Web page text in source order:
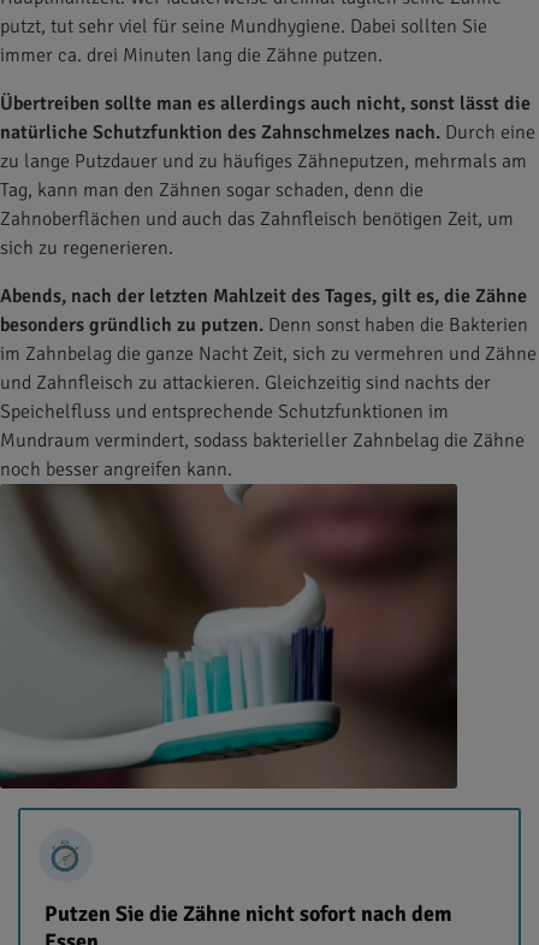
putzt, tut sehr viel für seine Mundhygiene. Dabei sollten Sie
immer ca. drei Minuten lang die Zähne putzen.
Übertreiben sollte man es allerdings auch nicht, sonst lässt die
natürliche Schutzfunktion des Zahnschmelzes nach. Durch eine
zu lange Putzdauer und zu häufiges Zähneputzen, mehrmals am
Tag, kann man den Zähnen sogar schaden, denn die
Zahnoberflächen und auch das Zahnfleisch benötigen Zeit, um
sich zu regenerieren.
Abends, nach der letzten Mahlzeit des Tages, gilt es, die Zähne
besonders gründlich zu putzen. Denn sonst haben die Bakterien
im Zahnbelag die ganze Nacht Zeit, sich zu vermehren und Zähne
und Zahnfleisch zu attackieren. Gleichzeitig sind nachts der
Speichelfluss und entsprechende Schutzfunktionen im
Mundraum vermindert, sodass bakterieller Zahnbelag die Zähne
noch besser angreifen kann.
Putzen Sie die Zähne nicht sofort nach dem